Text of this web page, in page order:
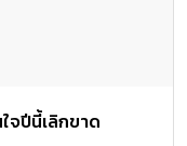
จปีนี้เลิกขาด